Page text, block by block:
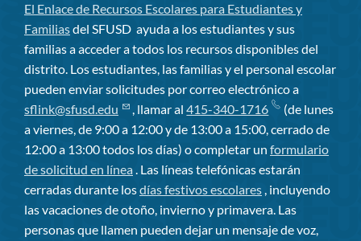
El Enlace de Recursos Escolares para Estudiantes y
Familiasdel SFUSD ayuda a los estudiantes y sus
familias a acceder a todos los recursos disponibles del
distrito. Los estudiantes, las familias y el personal escolar
pueden enviar solicitudes por correo electrónico a
sflink@sfusd.edu
, llamar al415-340-1716
(de lunes
a viernes, de 9:00 a 12:00 y de 13:00 a 15:00, cerrado de
12:00 a 13:00 todos los días) o completar un formulario
de solicitud en línea. Las líneas telefónicas estarán
cerradas durante losdías festivos escolares , incluyendo
las vacaciones de otoño, invierno y primavera. Las
personas que llamen pueden dejar un mensaje de voz,